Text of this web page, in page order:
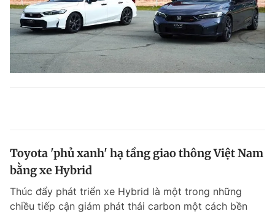
Toyota 'phủ xanh' hạ tầng giao thông Việt Nam
bằng xe Hybrid
Thúc đẩy phát triển xe Hybrid là một trong những
chiều tiếp cận giảm phát thải carbon một cách bền